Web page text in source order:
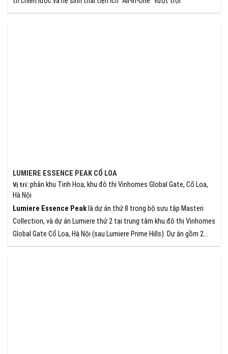
LUMIERE ESSENCE PEAK CỔ LOA
Vị trí:phân khu Tinh Hoa, khu đô thị Vinhomes Global Gate, Cổ Loa,
Hà Nội
Lumiere Essence Peaklà dự án thứ 8 trong bộ sưu tập Masteri
Collection, và dự án Lumiere thứ 2 tại trung tâm khu đô thị Vinhomes
Global Gate Cổ Loa, Hà Nội (sau Lumiere Prime Hills). Dự án gồm 2
toà căn hộ cao 45 tầng, lấy hình ảnh từ đoá sen thanh tao vươn